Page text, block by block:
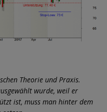
Theorie und Praxis.
wurde, weil er
ist, muss man hinter dem